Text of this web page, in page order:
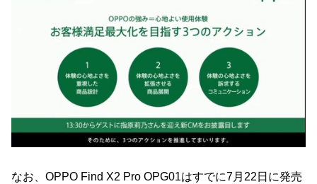
なお、OPPO Find X2 Pro OPG01はすでに7月22日に発売